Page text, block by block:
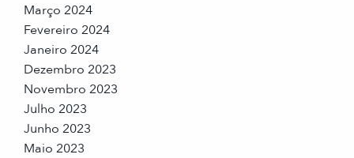
Março 2024
Fevereiro 2024
Janeiro 2024
Dezembro 2023
Novembro 2023
Julho 2023
Junho 2023
Maio 2023